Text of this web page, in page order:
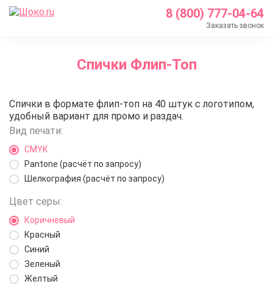
8 (800) 777-04-64
Заказать звонок
Спички Флип-Топ
Спички Флип-Топ
Спички Флип-Топ
Спички в формате флип-топ на 40 штук с логотипом,
удобный вариант для промо и раздач.
Вид печати:
CMYK
Pantone (расчёт по запросу)
Шелкография (расчёт по запросу)
Цвет серы:
Коричневый
Красный
Синий
Зеленый
Желтый